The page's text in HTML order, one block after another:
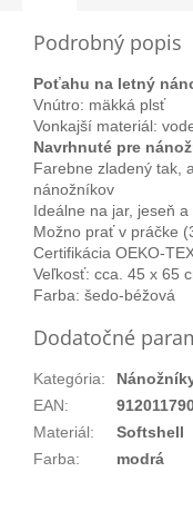
Podrobný popis
Poťahu na letný
Vnútro: mäkká plsť
Vonkajší materiál:
Navrhnuté pre
Farebne zladený tak,
nánožníkov
Ideálne na jar, jeseň
Možno prať v práčke
Certifikácia OEKO-
Veľkosť: cca. 45 x 65
Farba: šedo-béžová
Dodatočné
Kategória:
EAN:
Materiál:
Softshell
Farba: modrá